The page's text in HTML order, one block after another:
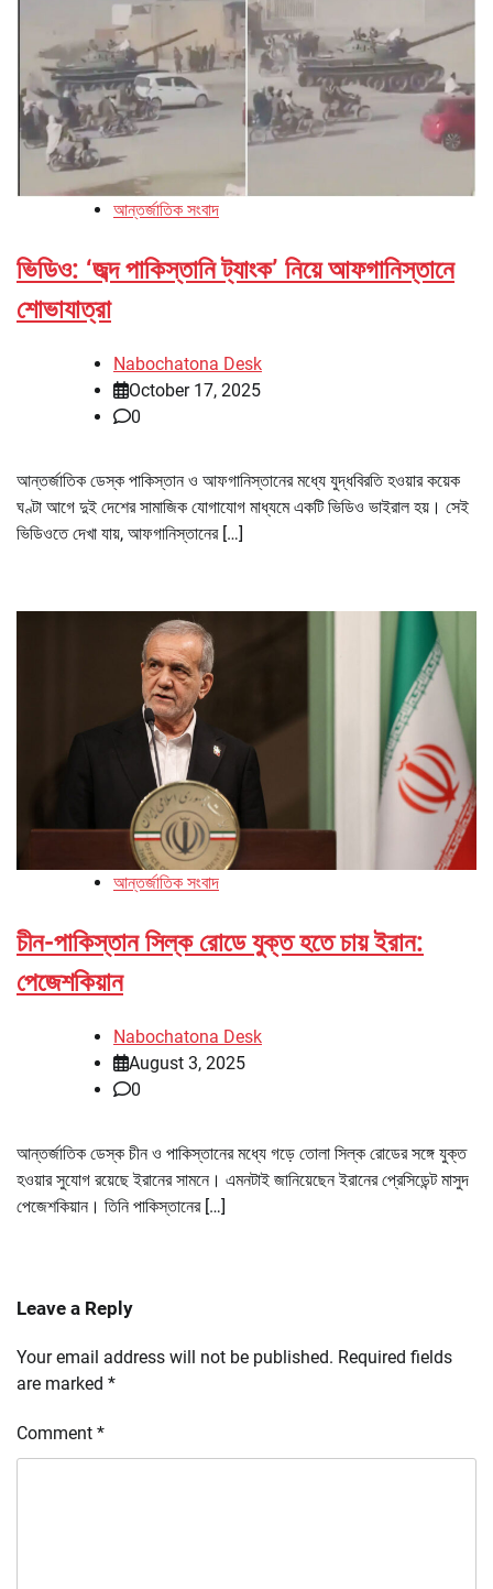
আন্তর্জাতিক সংবাদ
ভিডিও: ‘জব্দ পাকিস্তানি ট্যাংক’ নিয়ে আফগানিস্তানে
শোভাযাত্রা
Nabochatona Desk
October 17, 2025
0
আন্তর্জাতিক ডেস্ক পাকিস্তান ও আফগানিস্তানের মধ্যে যুদ্ধবিরতি হওয়ার কয়েক
ঘণ্টা আগে দুই দেশের সামাজিক যোগাযোগ মাধ্যমে একটি ভিডিও ভাইরাল হয়। সেই
ভিডিওতে দেখা যায়, আফগানিস্তানের […]
আন্তর্জাতিক সংবাদ
চীন-পাকিস্তান সিল্ক রোডে যুক্ত হতে চায় ইরান:
পেজেশকিয়ান
Nabochatona Desk
August 3, 2025
0
আন্তর্জাতিক ডেস্ক চীন ও পাকিস্তানের মধ্যে গড়ে তোলা সিল্ক রোডের সঙ্গে যুক্ত
হওয়ার সুযোগ রয়েছে ইরানের সামনে। এমনটাই জানিয়েছেন ইরানের প্রেসিডেন্ট মাসুদ
পেজেশকিয়ান। তিনি পাকিস্তানের […]
Leave a Reply
Your email address will not be published. Required fields
are marked *
Comment *